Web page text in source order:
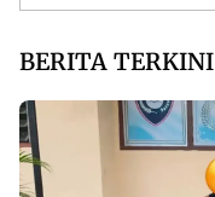
BERITA TERKINI